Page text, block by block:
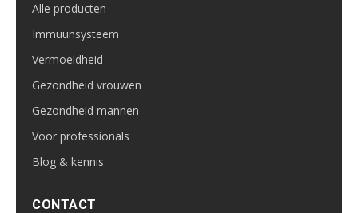
Alle producten
Immuunsysteem
Vermoeidheid
Gezondheid vrouwen
Gezondheid mannen
Voor professionals
Blog & kennis
CONTACT